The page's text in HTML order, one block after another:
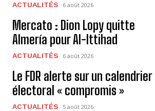
ACTUALITÉS 6 août 2026
Mercato : Dion Lopy quitte
Almería pour Al-Ittihad
ACTUALITÉS 6 août 2026
Le FDR alerte sur un calendrier
électoral « compromis »
ACTUALITÉS 5 août 2026